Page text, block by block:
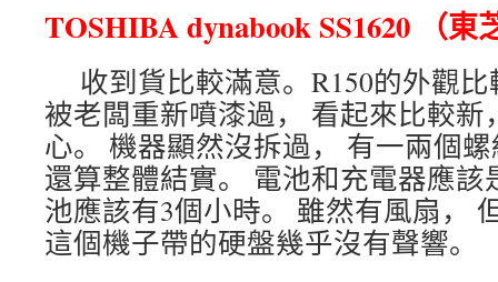
TOSHIBA dynabook SS1620 （東
收到貨比較滿意。R150的外觀
被老闆重新噴漆過， 看起來比較新
心。 機器顯然沒拆過， 有一兩個
還算整體結實。 電池和充電器應該
池應該有3個小時。 雖然有風扇，
這個機子帶的硬盤幾乎沒有聲響。